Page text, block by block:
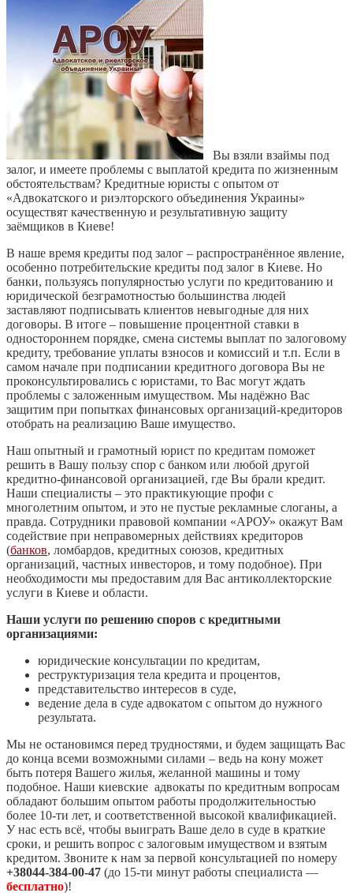
Вы взяли взаймы под
залог, и имеете проблемы с выплатой кредита по жизненным
обстоятельствам? Кредитные юристы с опытом от
«Адвокатского и риэлторского объединения Украины»
осуществят качественную и результативную защиту
заёмщиков в Киеве!
В наше время кредиты под залог – распространённое явление,
особенно потребительские кредиты под залог в Киеве. Но
банки, пользуясь популярностью услуги по кредитованию и
юридической безграмотностью большинства людей
заставляют подписывать клиентов невыгодные для них
договоры. В итоге – повышение процентной ставки в
одностороннем порядке, смена системы выплат по залоговому
кредиту, требование уплаты взносов и комиссий и т.п. Если в
самом начале при подписании кредитного договора Вы не
проконсультировались с юристами, то Вас могут ждать
проблемы с заложенным имуществом. Мы надёжно Вас
защитим при попытках финансовых организаций-кредиторов
отобрать на реализацию Ваше имущество.
Наш опытный и грамотный юрист по кредитам поможет
решить в Вашу пользу спор с банком или любой другой
кредитно-финансовой организацией, где Вы брали кредит.
Наши специалисты – это практикующие профи с
многолетним опытом, и это не пустые рекламные слоганы, а
правда. Сотрудники правовой компании «АРОУ» окажут Вам
содействие при неправомерных действиях кредиторов
(банков, ломбардов, кредитных союзов, кредитных
организаций, частных инвесторов, и тому подобное). При
необходимости мы предоставим для Вас антиколлекторские
услуги в Киеве и области.
Наши услуги по решению споров с кредитными
организациями:
юридические консультации по кредитам,
реструктуризация тела кредита и процентов,
представительство интересов в суде,
ведение дела в суде адвокатом с опытом до нужного
результата.
Мы не остановимся перед трудностями, и будем защищать Вас
до конца всеми возможными силами – ведь на кону может
быть потеря Вашего жилья, желанной машины и тому
подобное. Наши киевские адвокаты по кредитным вопросам
обладают большим опытом работы продолжительностью
более 10-ти лет, и соответственной высокой квалификацией.
У нас есть всё, чтобы выиграть Ваше дело в суде в краткие
сроки, и решить вопрос с залоговым имуществом и взятым
кредитом. Звоните к нам за первой консультацией по номеру
+38044-384-00-47 (до 15-ти минут работы специалиста —
бесплатно)!